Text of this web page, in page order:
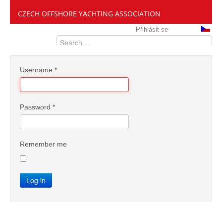
CZECH OFFSHORE YACHTING ASSOCIATION
Přihlásit se
Username *
Password *
Remember me
Log in